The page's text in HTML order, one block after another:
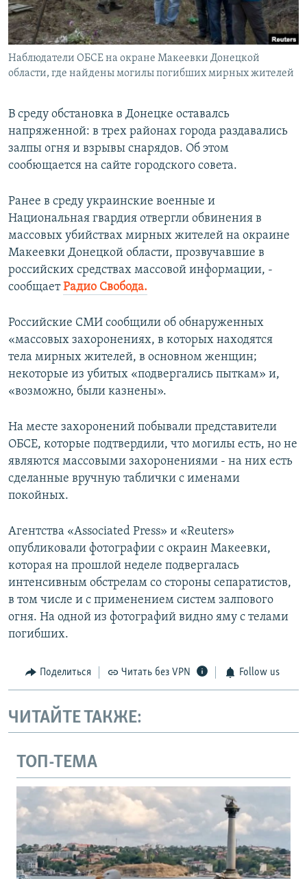
ПОБЕДИТЕЛЕЙ НЕ СУДЯТ?
КРЫМ.НЕПОКОРЕННЫЙ
ELIFBE
ПРИСОЕДИНЯЙТЕСЬ!
Все сайты RFE/RL
Наблюдатели ОБСЕ на окране Макеевки Донецкой
области, где найдены могилы погибших мирных жителей
В среду обстановка в Донецке оставалсь
напряженной: в трех районах города раздавались
залпы огня и взрывы снарядов. Об этом
сообющается на сайте городского совета.
Ранее в среду украинские военные и
Национальная гвардия отвергли обвинения в
массовых убийствах мирных жителей на окраине
Макеевки Донецкой области, прозвучавшие в
российских средствах массовой информации, -
сообщаетРадио Свобода.
Российские СМИ сообщили об обнаруженных
«массовых захоронениях, в которых находятся
тела мирных жителей, в основном женщин;
некоторые из убитых «подвергались пыткам» и,
«возможно, были казнены».
На месте захоронений побывали представители
ОБСЕ, которые подтвердили, что могилы есть, но не
являются массовыми захоронениями - на них есть
сделанные вручную таблички с именами
покойных.
Агентства «Associated Press» и «Reuters»
опубликовали фотографии с окраин Макеевки,
которая на прошлой неделе подвергалась
интенсивным обстрелам со стороны сепаратистов,
в том числе и с применением систем залпового
огня. На одной из фотографий видно яму с телами
погибших.
Поделиться Читать без VPN Follow us
ЧИТАЙТЕ ТАКЖЕ:
ТОП-ТЕМА